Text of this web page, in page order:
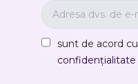
sunt de acord cu
confidențialitate